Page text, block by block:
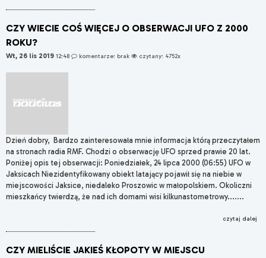
CZY WIECIE COŚ WIĘCEJ O OBSERWACJI UFO Z 2000
ROKU?
Wt, 26 lis 2019 12:48 komentarze: brak czytany: 4752x
Dzień dobry, Bardzo zainteresowała mnie informacja którą przeczytałem
na stronach radia RMF. Chodzi o obserwację UFO sprzed prawie 20 lat.
Poniżej opis tej obserwacji: Poniedziałek, 24 lipca 2000 (06:55) UFO w
Jaksicach Niezidentyfikowany obiekt latający pojawił się na niebie w
miejscowości Jaksice, niedaleko Proszowic w małopolskiem. Okoliczni
mieszkańcy twierdzą, że nad ich domami wisi kilkunastometrowy.......
czytaj dalej
CZY MIELIŚCIE JAKIEŚ KŁOPOTY W MIEJSCU